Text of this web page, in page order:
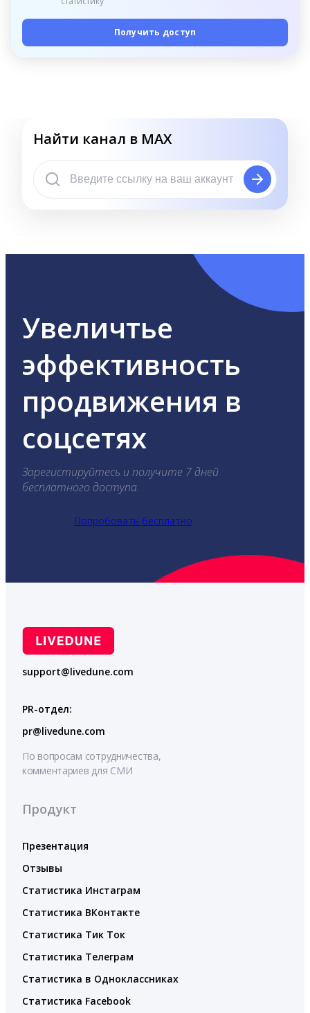
Получить доступ
Найти канал в MAX
Увеличтье
эффективность
продвижения в
соцсетях
Зарегистируйтесь и получите 7 дней
бесплатного доступа.
Попробовать бесплатно
support@livedune.com
PR-отдел:
pr@livedune.com
По вопросам сотрудничества,
комментариев для СМИ
Продукт
Презентация
Отзывы
Статистика Инстаграм
Статистика ВКонтакте
Статистика Тик Ток
Статистика Телеграм
Статистика в Одноклассниках
Статистика Facebook